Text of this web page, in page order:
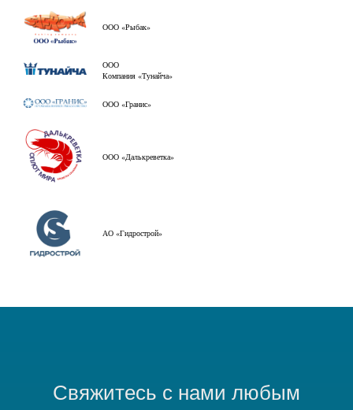
ООО «Рыбак»
ООО
Компания «Тунайча»
ООО «Гранис»
ООО «Далькреветка»
АО «Гидрострой»
Свяжитесь с нами любым